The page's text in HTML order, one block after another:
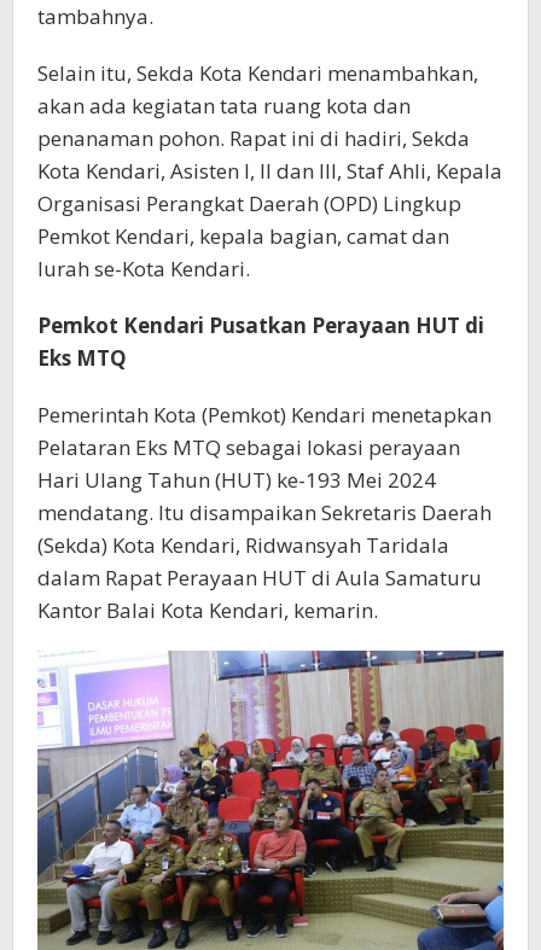
tambahnya.
Selain itu, Sekda Kota Kendari menambahkan,
akan ada kegiatan tata ruang kota dan
penanaman pohon. Rapat ini di hadiri, Sekda
Kota Kendari, Asisten I, II dan III, Staf Ahli, Kepala
Organisasi Perangkat Daerah (OPD) Lingkup
Pemkot Kendari, kepala bagian, camat dan
lurah se-Kota Kendari.
Pemkot Kendari Pusatkan Perayaan HUT di
Eks MTQ
Pemerintah Kota (Pemkot) Kendari menetapkan
Pelataran Eks MTQ sebagai lokasi perayaan
Hari Ulang Tahun (HUT) ke-193 Mei 2024
mendatang. Itu disampaikan Sekretaris Daerah
(Sekda) Kota Kendari, Ridwansyah Taridala
dalam Rapat Perayaan HUT di Aula Samaturu
Kantor Balai Kota Kendari, kemarin.